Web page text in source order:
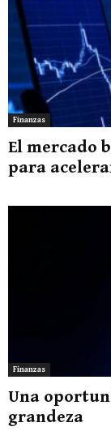
Finanzas
El mercado
para
Finanzas
Una
grandeza